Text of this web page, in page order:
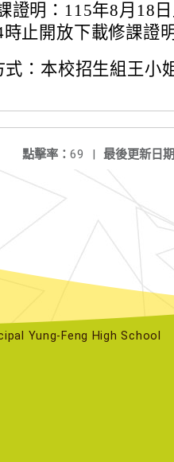
證明：115年8月18
時止開放下載修課證
式：本校招生組王小
最後更新日期
點擊率： 69 |
Yung-Feng High School